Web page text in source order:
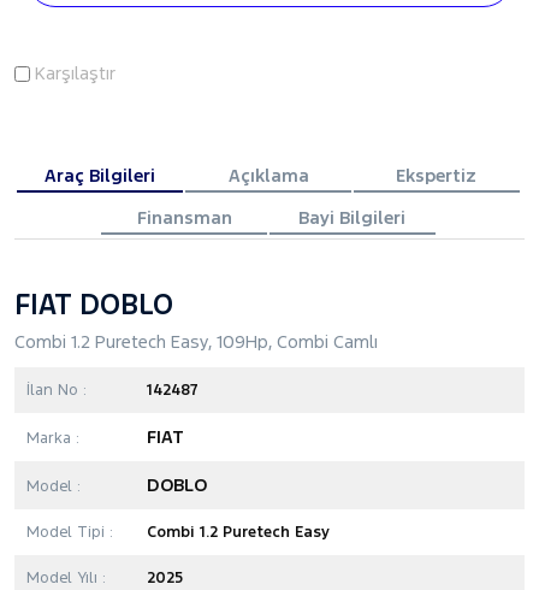
Karşılaştır
Araç Bilgileri Açıklama
Ekspertiz
Finansman
Bayi Bilgileri
FIAT DOBLO
Combi 1.2 Puretech Easy, 109Hp, Combi Camlı
İlan No : 142487
Marka : FIAT
Model : DOBLO
Model Tipi : Combi 1.2 Puretech Easy
Model Yılı : 2025